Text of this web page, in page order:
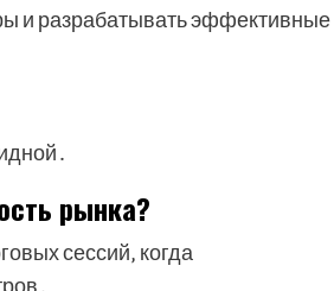
и разрабатывать эффективные
рынка?
сессий‚ когда